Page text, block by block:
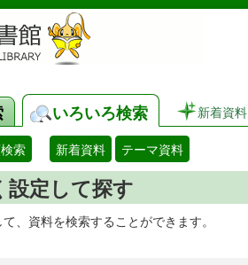
いろいろ検索 新着資料
索 新着資料 テーマ資料
設定して探す
、資料を検索することができます。